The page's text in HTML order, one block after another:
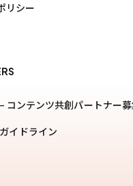
リシー
コンテンツ共創パートナー
イドライン